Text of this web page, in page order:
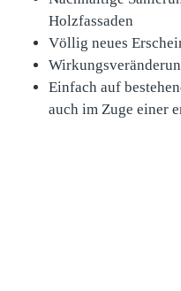
Holzfassaden
Völlig neues
Einfach auf
auch im Zuge einer